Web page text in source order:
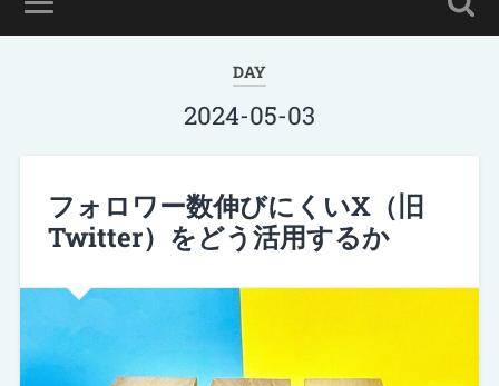
DAY
2024-05-03
フォロワー数伸びにくいX（旧
Twitter）をどう活用するか